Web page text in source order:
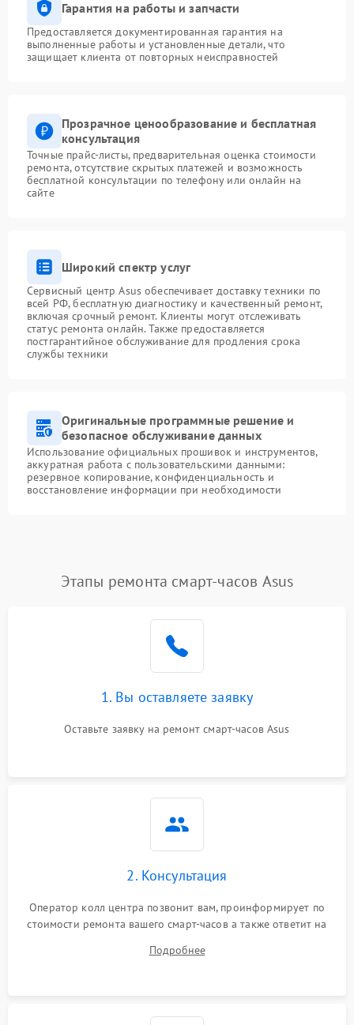
Гарантия на работы и запчасти
Предоставляется документированная гарантия на
выполненные работы и установленные детали, что
защищает клиента от повторных неисправностей
Прозрачное ценообразование и бесплатная
консультация
Точные прайс-листы, предварительная оценка стоимости
ремонта, отсутствие скрытых платежей и возможность
бесплатной консультации по телефону или онлайн на
сайте
Широкий спектр услуг
Сервисный центр Asus обеспечивает доставку техники по
всей РФ, бесплатную диагностику и качественный ремонт,
включая срочный ремонт. Клиенты могут отслеживать
статус ремонта онлайн. Также предоставляется
постгарантийное обслуживание для продления срока
службы техники
Оригинальные программные решение и
безопасное обслуживание данных
Использование официальных прошивок и инструментов,
аккуратная работа с пользовательскими данными:
резервное копирование, конфиденциальность и
восстановление информации при необходимости
Этапы ремонта смарт-часов Asus
1. Вы оставляете заявку
Оставьте заявку на ремонт смарт-часов Asus
2. Консультация
Оператор колл центра позвонит вам, проинформирует по
стоимости ремонта вашего смарт-часов а также ответит на
Подробнее